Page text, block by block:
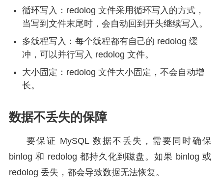
循环写入：redolog 文件采用循环写入的方式，
当写到文件末尾时，会自动回到开头继续写入。
多线程写入：每个线程都有自己的 redolog 缓
冲，可以并行写入 redolog 文件。
大小固定：redolog 文件大小固定，不会自动增
长。
数据不丢失的保障
要保证 MySQL 数据不丢失，需要同时确保
binlog 和 redolog 都持久化到磁盘。如果 binlog 或
redolog 丢失，都会导致数据无法恢复。